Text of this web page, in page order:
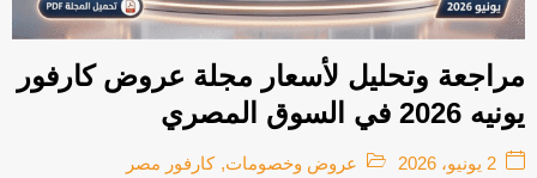
مراجعة وتحليل لأسعار مجلة عروض كارفور
يونيه 2026 في السوق المصري
2 يونيو، 2026 عروض وخصومات, كارفور مصر